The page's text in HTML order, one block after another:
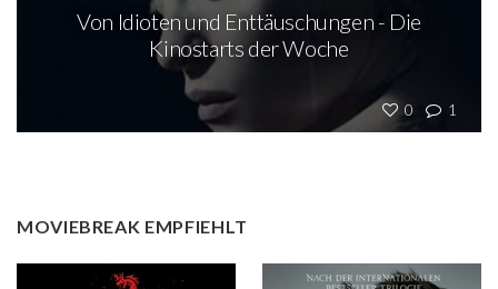
0 1
Von Idioten und Enttäuschungen - Die
Kinostarts der Woche
MOVIEBREAK EMPFIEHLT